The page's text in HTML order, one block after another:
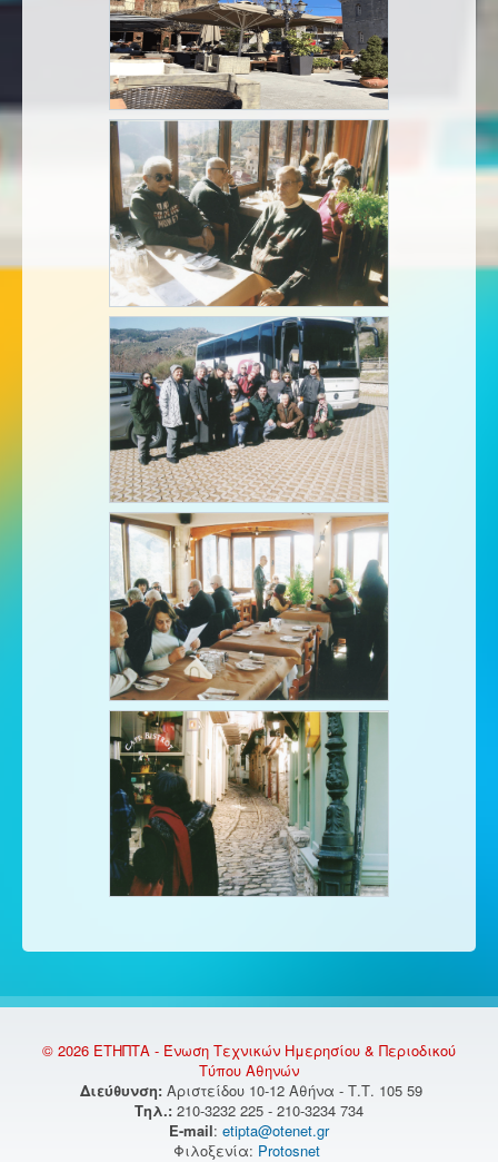
© 2026 ΕΤΗΠΤΑ - Ένωση Τεχνικών Ημερησίου & Περιοδικού
Τύπου Αθηνών
Διεύθυνση: Αριστείδου 10-12 Αθήνα - Τ.Τ. 105 59
Τηλ.: 210-3232 225 - 210-3234 734
E-mail: etipta@otenet.gr
Φιλοξενία: Protosnet